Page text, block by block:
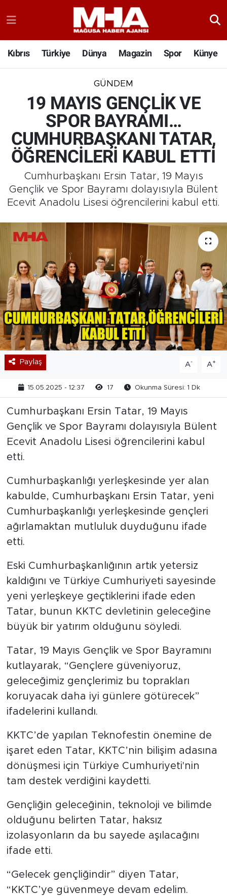
Kıbrıs Türkiye Dünya Magazin Spor Künye
GÜNDEM
19 MAYIS GENÇLİK VE
SPOR BAYRAMI…
CUMHURBAŞKANI TATAR,
ÖĞRENCİLERİ KABUL ETTİ
Cumhurbaşkanı Ersin Tatar, 19 Mayıs
Gençlik ve Spor Bayramı dolayısıyla Bülent
Ecevit Anadolu Lisesi öğrencilerini kabul etti.
Paylaş A- A+
15.05.2025 - 12:37 17 Okunma Süresi: 1 Dk
Cumhurbaşkanı Ersin Tatar, 19 Mayıs
Gençlik ve Spor Bayramı dolayısıyla Bülent
Ecevit Anadolu Lisesi öğrencilerini kabul
etti.
Cumhurbaşkanlığı yerleşkesinde yer alan
kabulde, Cumhurbaşkanı Ersin Tatar, yeni
Cumhurbaşkanlığı yerleşkesinde gençleri
ağırlamaktan mutluluk duyduğunu ifade
etti.
Eski Cumhurbaşkanlığının artık yetersiz
kaldığını ve Türkiye Cumhuriyeti sayesinde
yeni yerleşkeye geçtiklerini ifade eden
Tatar, bunun KKTC devletinin geleceğine
büyük bir yatırım olduğunu söyledi.
Tatar, 19 Mayıs Gençlik ve Spor Bayramını
kutlayarak, “Gençlere güveniyoruz,
geleceğimiz gençlerimiz bu toprakları
koruyacak daha iyi günlere götürecek”
ifadelerini kullandı.
KKTC’de yapılan Teknofestin önemine de
işaret eden Tatar, KKTC’nin bilişim adasına
dönüşmesi için Türkiye Cumhuriyeti'nin
tam destek verdiğini kaydetti.
Gençliğin geleceğinin, teknoloji ve bilimde
olduğunu belirten Tatar, haksız
izolasyonların da bu sayede aşılacağını
ifade etti.
“Gelecek gençliğindir” diyen Tatar,
“KKTC’ye güvenmeye devam edelim.